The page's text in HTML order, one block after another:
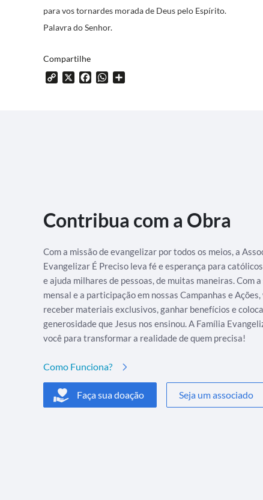
para vos tornardes morada de Deus pelo Espírito.
Palavra do Senhor.
Compartilhe
Copy
FacebookWhatsApp
Contribua com a Obra
Com a missão de evangelizar por todos os meios, a
Evangelizar É Preciso leva fé e esperança para
e ajuda milhares de pessoas, de muitas maneiras. Com
mensal e a participação em nossas Campanhas e
receber materiais exclusivos, ganhar benefícios e
generosidade que Jesus nos ensinou. A Família
você para transformar a realidade de quem precisa!
Como Funciona?
Faça sua doação Seja um associado